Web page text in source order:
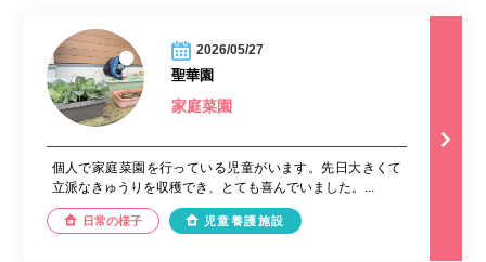
2026/05/27
聖華園
家庭菜園
個人で家庭菜園を行っている児童がいます。先日大きくて
立派なきゅうりを収穫でき、とても喜んでいました。...
日常の様子 児童養護施設